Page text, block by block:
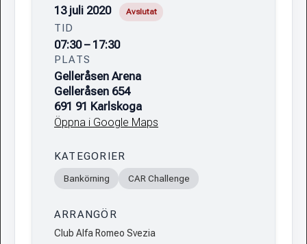
13 juli 2020 Avslutat
TID
07:30 – 17:30
PLATS
Gelleråsen Arena
Gelleråsen 654
691 91 Karlskoga
Öppna i Google Maps
KATEGORIER
Bankörning CAR Challenge
ARRANGÖR
Club Alfa Romeo Svezia